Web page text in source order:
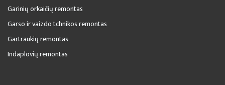
Garinių orkaičių remontas
Garso ir vaizdo tchnikos remontas
Gartraukių remontas
Indaplovių remontas